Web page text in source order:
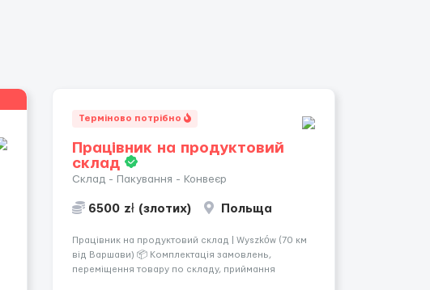
Терміново потрібно
Працівник на продуктовий
склад
Склад - Пакування - Конвеєр
6500 zł (злотих) Польща
Працівник на продуктовий склад | Wyszków (70 км
від Варшави) 📦 Комплектація замовлень,
переміщення товару по складу, приймання